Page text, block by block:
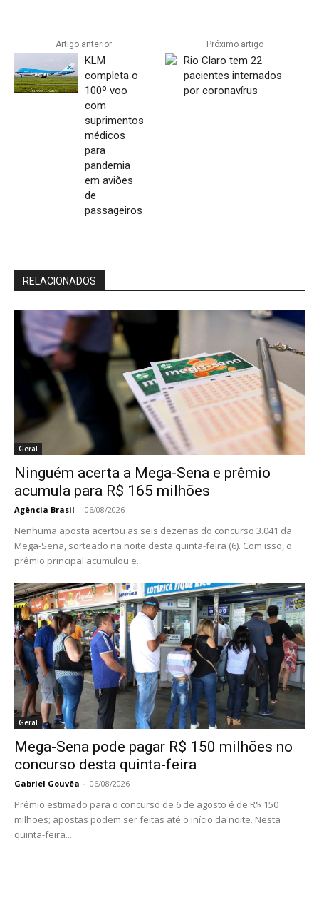
Artigo anterior
KLM
completa o
100º voo
com
suprimentos
médicos
para
pandemia
em aviões
de
passageiros
Próximo artigo
Rio Claro tem 22
pacientes internados
por coronavírus
RELACIONADOS
Geral
Ninguém acerta a Mega-Sena e prêmio
acumula para R$ 165 milhões
Agência Brasil - 06/08/2026
Nenhuma aposta acertou as seis dezenas do concurso 3.041 da
Mega-Sena, sorteado na noite desta quinta-feira (6). Com isso, o
prêmio principal acumulou e...
Geral
Mega-Sena pode pagar R$ 150 milhões no
concurso desta quinta-feira
Gabriel Gouvêa - 06/08/2026
Prêmio estimado para o concurso de 6 de agosto é de R$ 150
milhões; apostas podem ser feitas até o início da noite. Nesta
quinta-feira...